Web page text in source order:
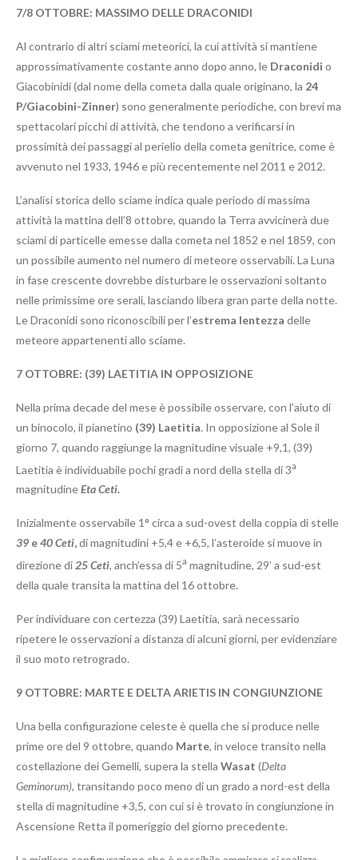
7/8 OTTOBRE: MASSIMO DELLE DRACONIDI
Al contrario di altri sciami meteorici, la cui attività si mantiene
approssimativamente costante anno dopo anno, le Draconidi o
Giacobinidi (dal nome della cometa dalla quale originano, la 24
P/Giacobini-Zinner) sono generalmente periodiche, con brevi ma
spettacolari picchi di attività, che tendono a verificarsi in
prossimità dei passaggi al perielio della cometa genitrice, come è
avvenuto nel 1933, 1946 e più recentemente nel 2011 e 2012.
L’analisi storica dello sciame indica quale periodo di massima
attività la mattina dell’8 ottobre, quando la Terra avvicinerà due
sciami di particelle emesse dalla cometa nel 1852 e nel 1859, con
un possibile aumento nel numero di meteore osservabili. La Luna
in fase crescente dovrebbe disturbare le osservazioni soltanto
nelle primissime ore serali, lasciando libera gran parte della notte.
Le Draconidi sono riconoscibili per l’estrema lentezza delle
meteore appartenenti allo sciame.
7 OTTOBRE: (39) LAETITIA IN OPPOSIZIONE
Nella prima decade del mese è possibile osservare, con l’aiuto di
un binocolo, il pianetino (39) Laetitia. In opposizione al Sole il
giorno 7, quando raggiunge la magnitudine visuale +9,1, (39)
Laetitia è individuabile pochi gradi a nord della stella di 3a
magnitudineEta Ceti.
Inizialmente osservabile 1° circa a sud-ovest della coppia di stelle
39 e40 Ceti,di magnitudini +5,4 e +6,5, l’asteroide si muove in
direzione di 25 Ceti, anch’essa di 5a magnitudine, 29’ a sud-est
della quale transita la mattina del 16 ottobre.
Per individuare con certezza (39) Laetitia, sarà necessario
ripetere le osservazioni a distanza di alcuni giorni, per evidenziare
il suo moto retrogrado.
9 OTTOBRE: MARTE E DELTA ARIETIS IN CONGIUNZIONE
Una bella configurazione celeste è quella che si produce nelle
prime ore del 9 ottobre, quando Marte, in veloce transito nella
costellazione dei Gemelli, supera la stella Wasat (Delta
Geminorum), transitando poco meno di un grado a nord-est della
stella di magnitudine +3,5, con cui si è trovato in congiunzione in
Ascensione Retta il pomeriggio del giorno precedente.